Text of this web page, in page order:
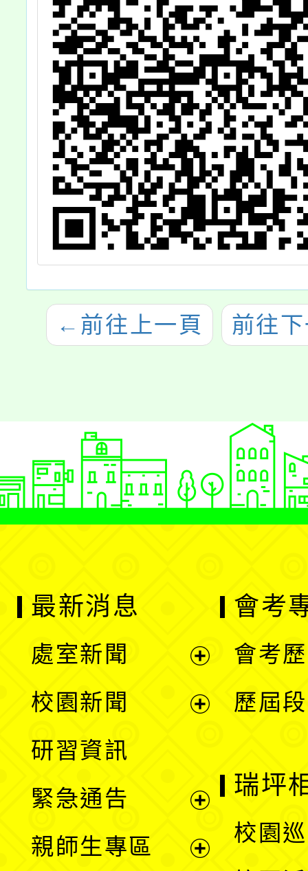
← 前往上一頁 前往
最新消息
處室新聞
單
校園新聞
選
單
研習資訊
緊急通告
親師生專區
會考
會考
歷屆
瑞坪
校園